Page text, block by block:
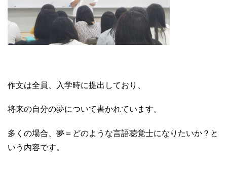
作文は全員、入学時に提出しており、
将来の自分の夢について書かれています。
多くの場合、夢＝どのような言語聴覚士になりたいか？と
いう内容です。